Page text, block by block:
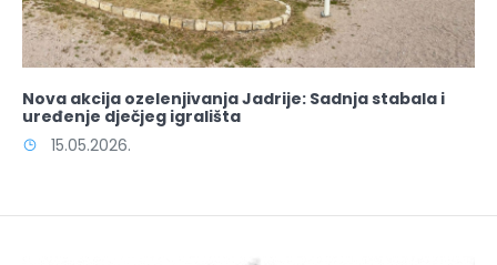
Nova akcija ozelenjivanja Jadrije: Sadnja stabala i
uređenje dječjeg igrališta
15.05.2026.